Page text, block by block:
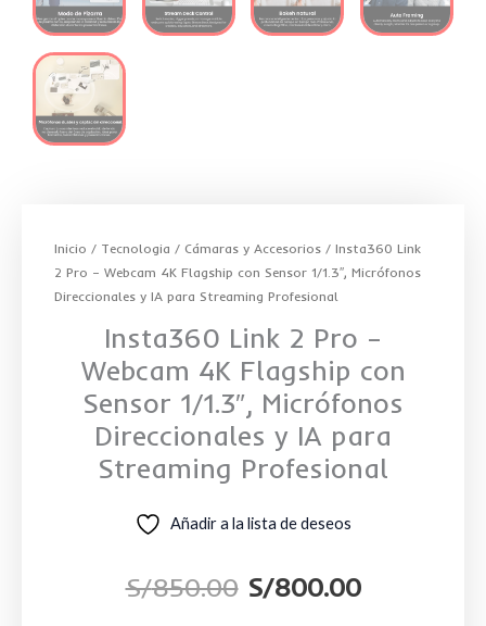
Inicio / Tecnologia / Cámaras y Accesorios / Insta360 Link
2 Pro – Webcam 4K Flagship con Sensor 1/1.3″, Micrófonos
Direccionales y IA para Streaming Profesional
Insta360 Link 2 Pro –
Webcam 4K Flagship con
Sensor 1/1.3″, Micrófonos
Direccionales y IA para
Streaming Profesional
Añadir a la lista de deseos
S/850.00
El
S/800.00